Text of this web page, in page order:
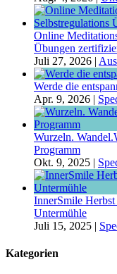
Online
Übungen
Juli 27, 2026 |
Werde die
Apr. 9, 2026 |
Wurzeln.
Programm
Okt. 9, 2025 |
InnerSmile
Untermühle
Juli 15, 2025 |
Kategorien